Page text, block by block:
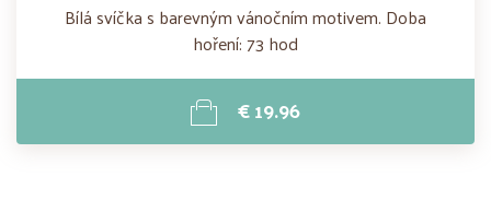
Bílá svíčka s barevným vánočním motivem. Doba
hoření: 73 hod
€ 19.96